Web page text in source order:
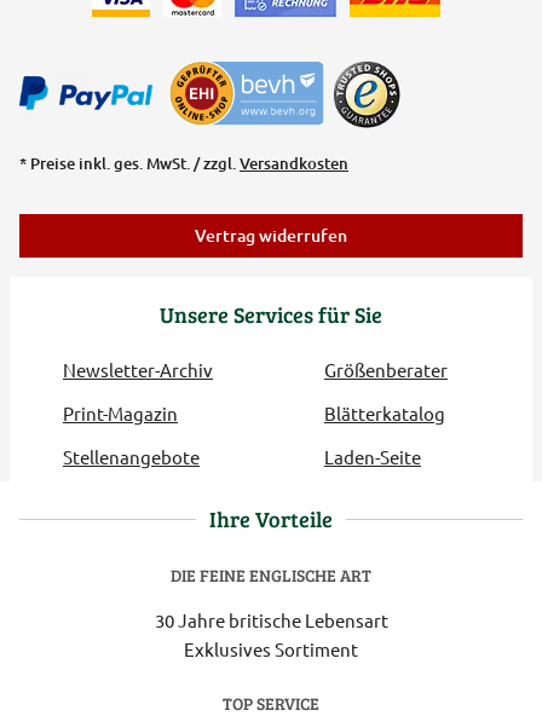
Unsere Services für Sie
Newsletter-Archiv
Größenberater
Print-Magazin
Blätterkatalog
Stellenangebote
Laden-Seite
* Preise inkl. ges. MwSt. / zzgl.Versandkosten
Vertrag widerrufen
Ihre Vorteile
DIE FEINE ENGLISCHE ART
30 Jahre britische Lebensart
Exklusives Sortiment
TOP SERVICE